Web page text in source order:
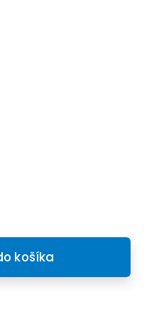
košíka